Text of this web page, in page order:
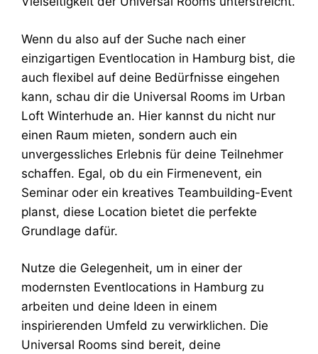
Wenn du also auf der Suche nach einer
einzigartigen Eventlocation in Hamburg bist, die
auch flexibel auf deine Bedürfnisse eingehen
kann, schau dir die Universal Rooms im Urban
Loft Winterhude an. Hier kannst du nicht nur
einen Raum mieten, sondern auch ein
unvergessliches Erlebnis für deine Teilnehmer
schaffen. Egal, ob du ein Firmenevent, ein
Seminar oder ein kreatives Teambuilding-Event
planst, diese Location bietet die perfekte
Grundlage dafür.
Nutze die Gelegenheit, um in einer der
modernsten Eventlocations in Hamburg zu
arbeiten und deine Ideen in einem
inspirierenden Umfeld zu verwirklichen. Die
Universal Rooms sind bereit, deine